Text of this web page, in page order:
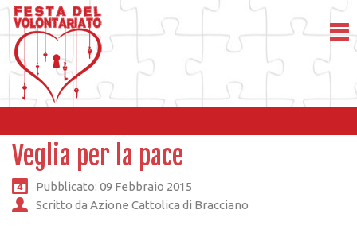
Veglia per la pace
Pubblicato: 09 Febbraio 2015
Scritto da Azione Cattolica di Bracciano